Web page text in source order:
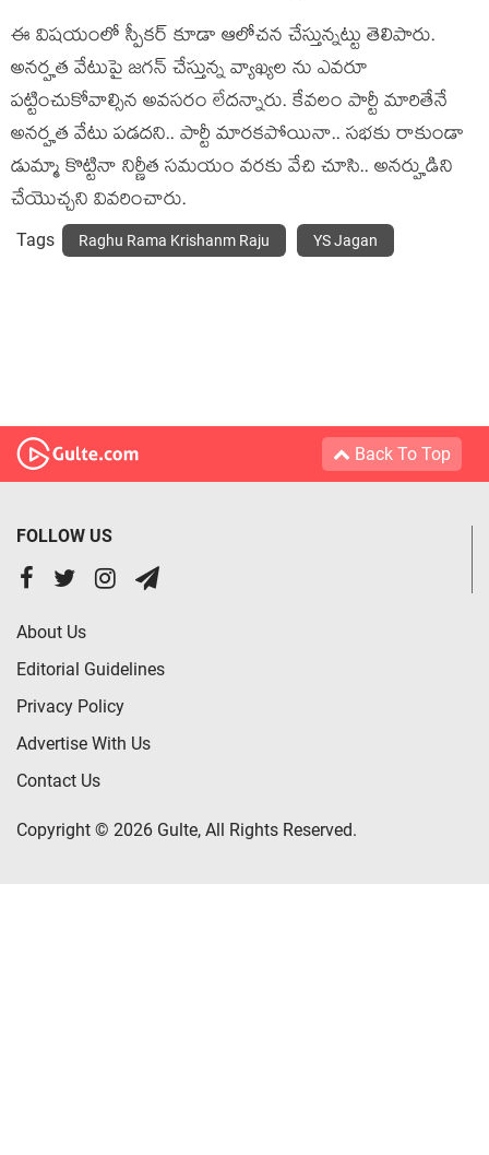
ఈ విష‌యంలో స్పీక‌ర్ కూడా ఆలోచ‌న చేస్తున్న‌ట్టు తెలిపారు.
అన‌ర్హ‌త వేటుపై జ‌గ‌న్ చేస్తున్న వ్యాఖ్య‌ల ను ఎవ‌రూ
ప‌ట్టించుకోవాల్సిన అవ‌స‌రం లేద‌న్నారు. కేవ‌లం పార్టీ మారితేనే
అన‌ర్హ‌త వేటు ప‌డ‌ద‌ని.. పార్టీ మార‌క‌పోయినా.. స‌భ‌కు రాకుండా
డుమ్మా కొట్టినా నిర్ణీత స‌మ‌యం వ‌ర‌కు వేచి చూసి.. అనర్హుడిని
చేయొచ్చ‌ని వివ‌రించారు.
Tags Raghu Rama Krishanm Raju YS Jagan
Back To Top
FOLLOW US
About Us
Editorial Guidelines
Privacy Policy
Advertise With Us
Contact Us
Copyright © 2026 Gulte, All Rights Reserved.